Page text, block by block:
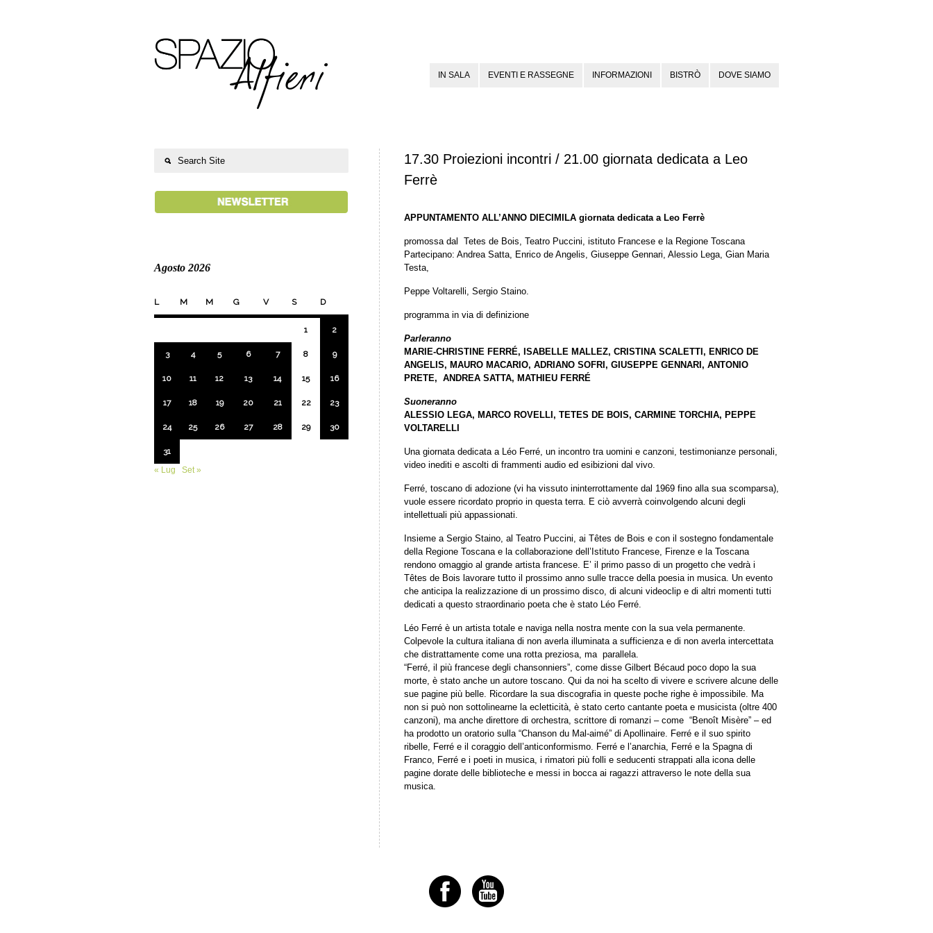
IN SALA EVENTI E RASSEGNE INFORMAZIONI BISTRÒ DOVE SIAMO
17.30 Proiezioni incontri / 21.00 giornata dedicata a Leo
Ferrè
APPUNTAMENTO ALL’ANNO DIECIMILA giornata dedicata a Leo Ferrè
promossa dal Tetes de Bois, Teatro Puccini, istituto Francese e la Regione Toscana
Partecipano: Andrea Satta, Enrico de Angelis, Giuseppe Gennari, Alessio Lega, Gian Maria
Testa,
Peppe Voltarelli, Sergio Staino.
programma in via di definizione
Parleranno
MARIE-CHRISTINE FERRÉ, ISABELLE MALLEZ, CRISTINA SCALETTI, ENRICO DE
ANGELIS, MAURO MACARIO, ADRIANO SOFRI, GIUSEPPE GENNARI, ANTONIO
PRETE, ANDREA SATTA, MATHIEU FERRÉ
Suoneranno
ALESSIO LEGA, MARCO ROVELLI, TETES DE BOIS, CARMINE TORCHIA, PEPPE
VOLTARELLI
Una giornata dedicata a Léo Ferré, un incontro tra uomini e canzoni, testimonianze personali,
video inediti e ascolti di frammenti audio ed esibizioni dal vivo.
Ferré, toscano di adozione (vi ha vissuto ininterrottamente dal 1969 fino alla sua scomparsa),
vuole essere ricordato proprio in questa terra. E ciò avverrà coinvolgendo alcuni degli
intellettuali più appassionati.
Insieme a Sergio Staino, al Teatro Puccini, ai Têtes de Bois e con il sostegno fondamentale
della Regione Toscana e la collaborazione dell’Istituto Francese, Firenze e la Toscana
rendono omaggio al grande artista francese. E’ il primo passo di un progetto che vedrà i
Têtes de Bois lavorare tutto il prossimo anno sulle tracce della poesia in musica. Un evento
che anticipa la realizzazione di un prossimo disco, di alcuni videoclip e di altri momenti tutti
dedicati a questo straordinario poeta che è stato Léo Ferré.
Léo Ferré è un artista totale e naviga nella nostra mente con la sua vela permanente.
Colpevole la cultura italiana di non averla illuminata a sufficienza e di non averla intercettata
che distrattamente come una rotta preziosa, ma parallela.
“Ferré, il più francese degli chansonniers”, come disse Gilbert Bécaud poco dopo la sua
morte, è stato anche un autore toscano. Qui da noi ha scelto di vivere e scrivere alcune delle
sue pagine più belle. Ricordare la sua discografia in queste poche righe è impossibile. Ma
non si può non sottolinearne la ecletticità, è stato certo cantante poeta e musicista (oltre 400
canzoni), ma anche direttore di orchestra, scrittore di romanzi – come “Benoît Misère” – ed
ha prodotto un oratorio sulla “Chanson du Mal-aimé” di Apollinaire. Ferré e il suo spirito
ribelle, Ferré e il coraggio dell’anticonformismo. Ferré e l’anarchia, Ferré e la Spagna di
Franco, Ferré e i poeti in musica, i rimatori più folli e seducenti strappati alla icona delle
pagine dorate delle biblioteche e messi in bocca ai ragazzi attraverso le note della sua
musica.
Agosto 2026
L M M G V S D
1 2
3 4 5 6 7 8 9
10 11 12 13 14 15 16
17 18 19 20 21 22 23
24 25 26 27 28 29 30
31
« Lug
Set »